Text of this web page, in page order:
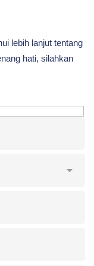
lebih lanjut tentang
hati, silahkan